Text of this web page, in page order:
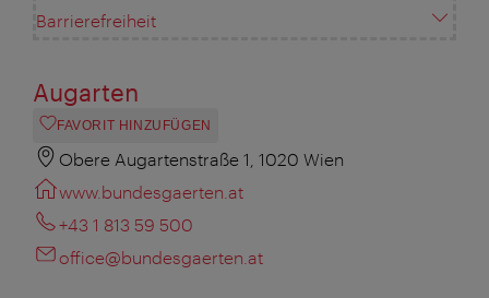
Barrierefreiheit
Augarten
FAVORIT HINZUFÜGEN
Obere Augartenstraße 1, 1020 Wien
www.bundesgaerten.at
+43 1 813 59 500
office@bundesgaerten.at